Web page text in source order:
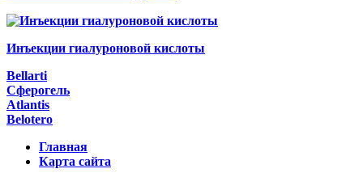
Инъекции гиалуроновой кислоты
Bellarti
Сферогель
Atlantis
Belotero
Главная
Карта сайта